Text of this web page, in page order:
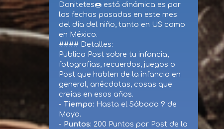
Donitetes🍩 está dinámica es por
las fechas pasadas en este mes
del día del niño, tanto en US como
en México.
#### Detalles:
Publica Post sobre tu infancia,
fotografías, recuerdos, juegos o
Post que hablen de la infancia en
general, anécdotas, cosas que
creías en esos años.
- Tiempo: Hasta el Sábado 9 de
Mayo.
- Puntos: 200 Puntos por Post de la